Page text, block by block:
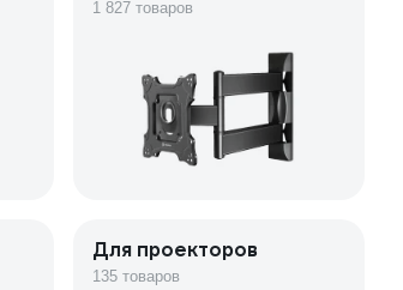
1 827 товаров
Для проекторов
135 товаров